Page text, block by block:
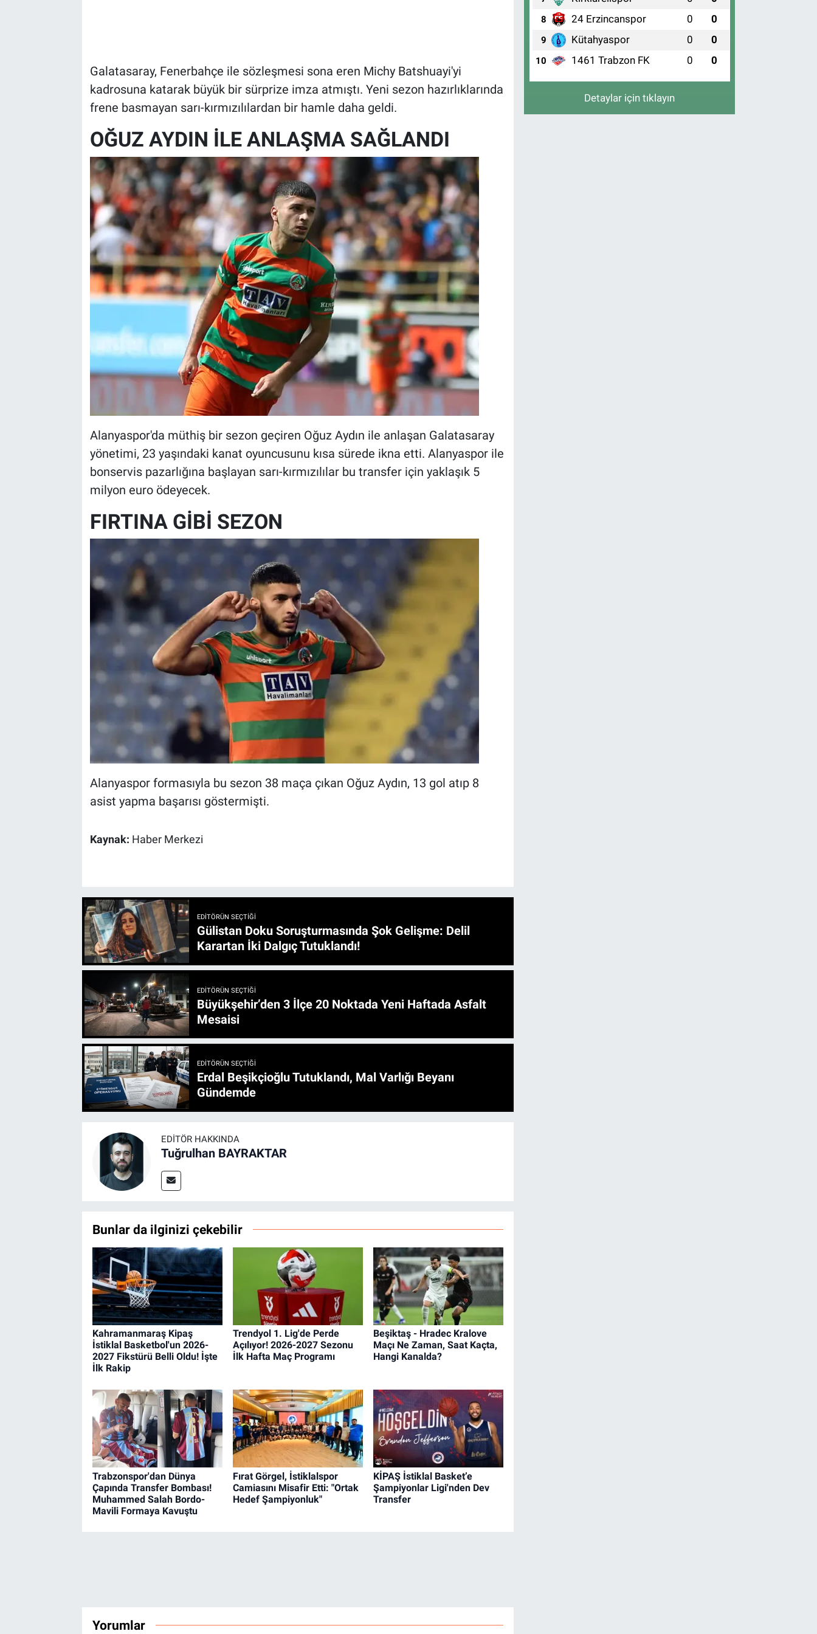
Galatasaray, Fenerbahçe ile sözleşmesi sona eren Michy Batshuayi'yi
kadrosuna katarak büyük bir sürprize imza atmıştı. Yeni sezon hazırlıklarında
frene basmayan sarı-kırmızılılardan bir hamle daha geldi.
OĞUZ AYDIN İLE ANLAŞMA SAĞLANDI
Alanyaspor'da müthiş bir sezon geçiren Oğuz Aydın ile anlaşan Galatasaray
yönetimi, 23 yaşındaki kanat oyuncusunu kısa sürede ikna etti. Alanyaspor ile
bonservis pazarlığına başlayan sarı-kırmızılılar bu transfer için yaklaşık 5
milyon euro ödeyecek.
FIRTINA GİBİ SEZON
Alanyaspor formasıyla bu sezon 38 maça çıkan Oğuz Aydın, 13 gol atıp 8
asist yapma başarısı göstermişti.
Kaynak: Haber Merkezi
EDITÖRÜN SEÇTIĞI
Gülistan Doku Soruşturmasında Şok Gelişme: Delil
Karartan İki Dalgıç Tutuklandı!
EDITÖRÜN SEÇTIĞI
Büyükşehir’den 3 İlçe 20 Noktada Yeni Haftada Asfalt
Mesaisi
EDITÖRÜN SEÇTIĞI
Erdal Beşikçioğlu Tutuklandı, Mal Varlığı Beyanı
Gündemde
EDITÖR HAKKINDA
Tuğrulhan BAYRAKTAR
Bunlar da ilginizi çekebilir
Kahramanmaraş Kipaş
İstiklal Basketbol'un 2026-
2027 Fikstürü Belli Oldu! İşte
İlk Rakip
Trendyol 1. Lig'de Perde
Açılıyor! 2026-2027 Sezonu
İlk Hafta Maç Programı
Beşiktaş - Hradec Kralove
Maçı Ne Zaman, Saat Kaçta,
Hangi Kanalda?
Trabzonspor'dan Dünya
Çapında Transfer Bombası!
Muhammed Salah Bordo-
Mavili Formaya Kavuştu
Fırat Görgel, İstiklalspor
Camiasını Misafir Etti: "Ortak
Hedef Şampiyonluk"
KİPAŞ İstiklal Basket’e
Şampiyonlar Ligi'nden Dev
Transfer
Yorumlar
8 24 Erzincanspor 0 0
9 Kütahyaspor 0 0
10 1461 Trabzon FK 0 0
Detaylar için tıklayın